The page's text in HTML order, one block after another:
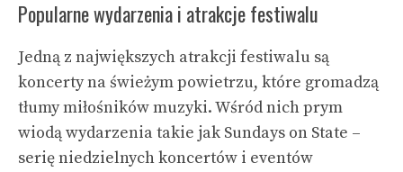
Popularne wydarzenia i atrakcje festiwalu
Jedną z największych atrakcji festiwalu są
koncerty na świeżym powietrzu, które gromadzą
tłumy miłośników muzyki. Wśród nich prym
wiodą wydarzenia takie jak Sundays on State –
serię niedzielnych koncertów i eventów